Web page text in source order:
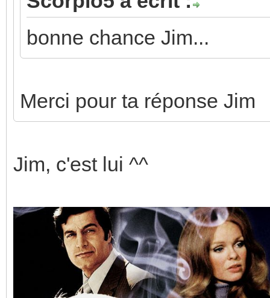
bonne chance Jim...
Merci pour ta réponse Jim
Jim, c'est lui ^^